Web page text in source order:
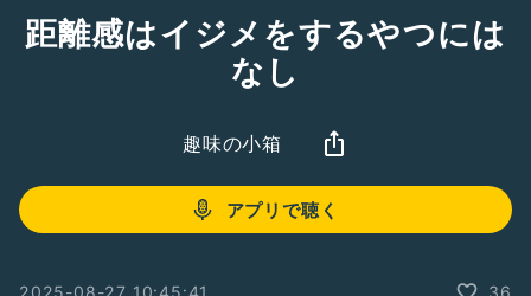
距離感はイジメをするやつには
なし
趣味の小箱
アプリで聴く
2025-08-27 10:45:41 36